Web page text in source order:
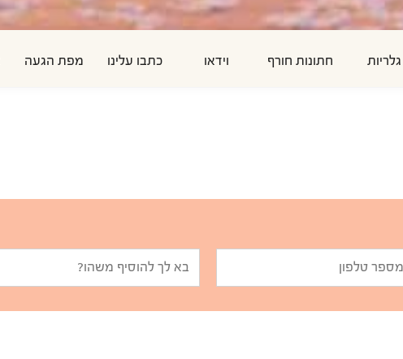
גלריות חתונות חורף וידאו כתבו עלינו מפת הגעה